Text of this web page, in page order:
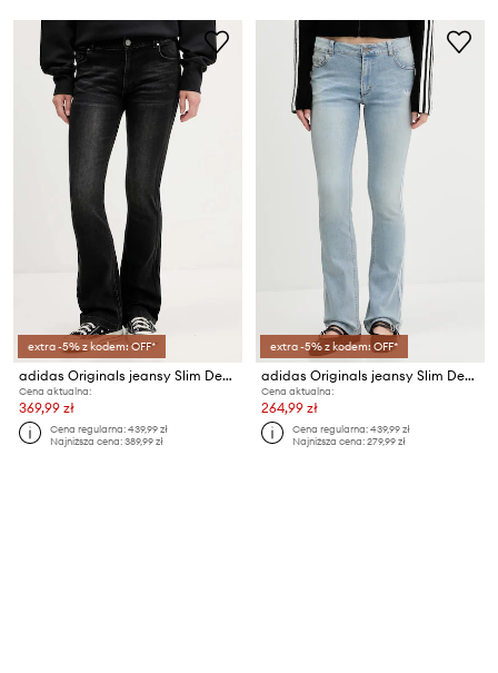
extra -5% z kodem: OFF*
adidas Originals jeansy Slim Denim
Cena aktualna:
369,99 zł
Cena regularna:439,99 zł
Najniższa cena:389,99 zł
extra -5% z kodem: OFF*
adidas Originals jeansy Slim Denim
Cena aktualna:
264,99 zł
Cena regularna:439,99 zł
Najniższa cena:279,99 zł